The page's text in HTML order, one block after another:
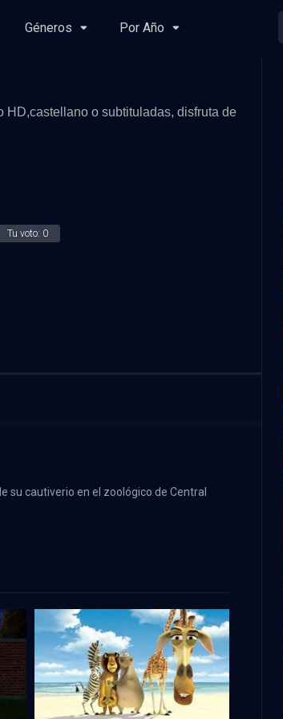
Géneros Por Año
o subtituladas, disfruta de
Tu voto: 0
su cautiverio en el zoológico de Central